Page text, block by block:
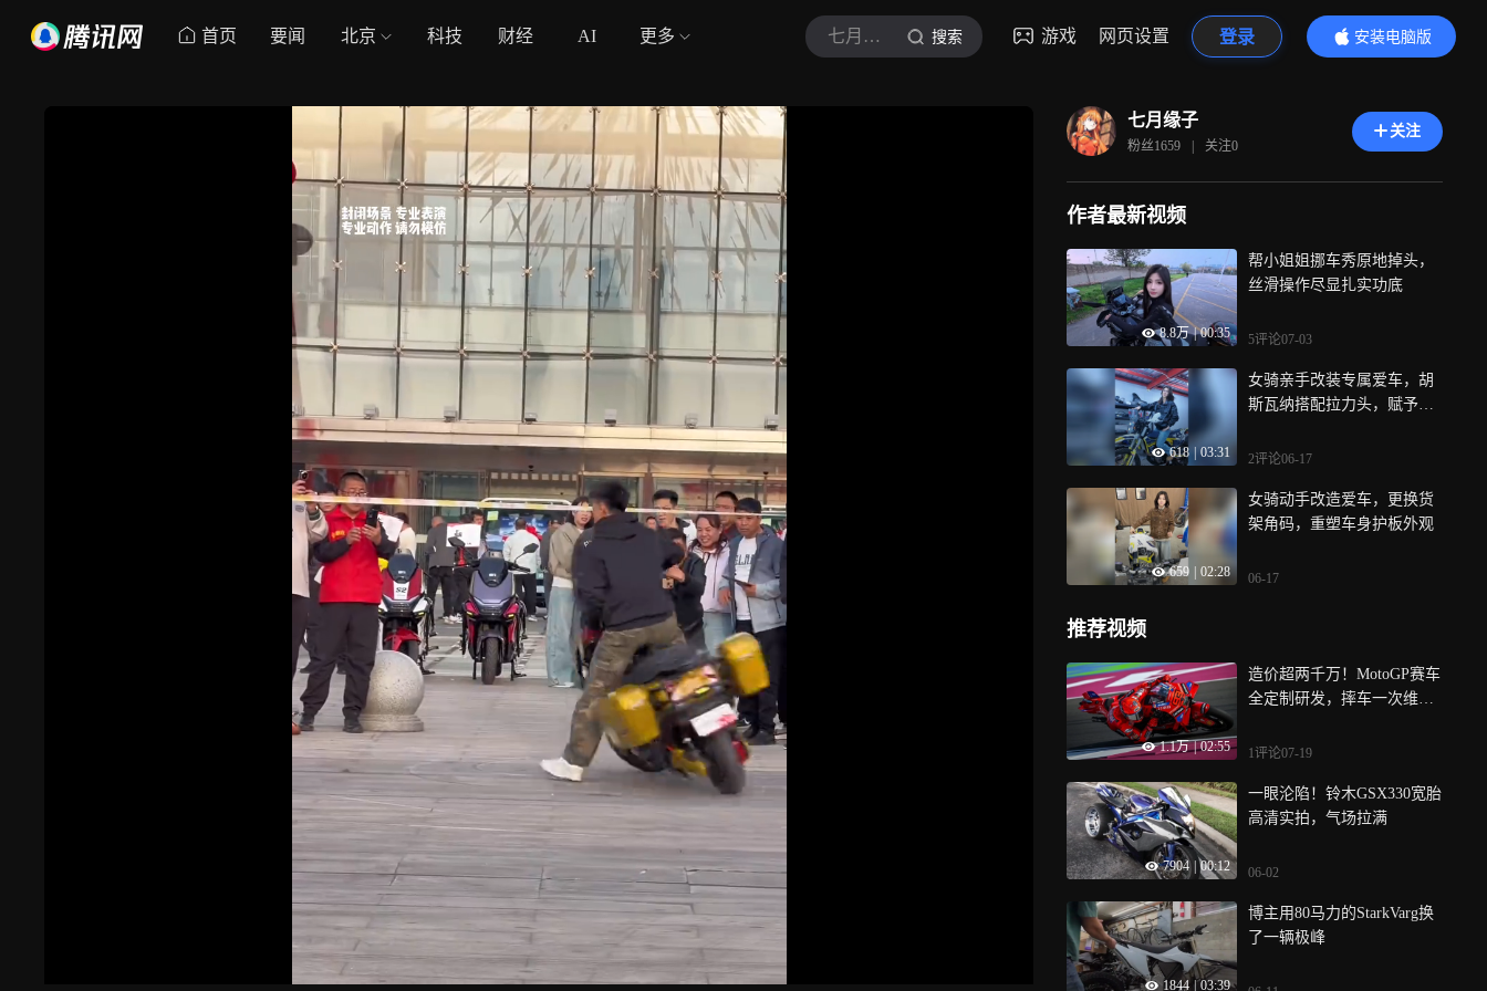
首页 要闻 北京 科技 财经 AI 更多 七月缘子 搜索 游戏 网页设置 登录
安装电脑版
内容更精彩
七月缘子
粉丝1659 | 关注0
关注
作者最新视频
8.8万 | 00:35
帮小姐姐挪车秀原地掉头，
丝滑操作尽显扎实功底
5评论07-03
618 03:31
女骑亲手改装专属爱车，胡
斯瓦纳搭配拉力头，赋予机
2评论06-17
659 02:28
女骑动手改造爱车，更换货
架角码，重塑车身护板外观
06-17
推荐视频
1.1万 | 02:55
造价超两千万！MotoGP赛车
全定制研发，摔车一次维修
1评论07-19
7904 00:12
一眼沦陷！铃木GSX330宽胎
高清实拍，气场拉满
06-02
1844 03:39
博主用80马力的StarkVarg换
了一辆极峰